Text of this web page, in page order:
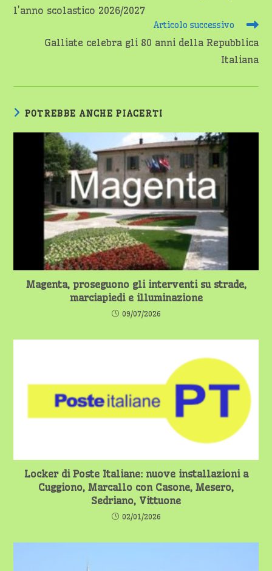
l’anno scolastico 2026/2027
Articolo successivo
Galliate celebra gli 80 anni della Repubblica
Italiana
POTREBBE ANCHE PIACERTI
Magenta, proseguono gli interventi su strade,
marciapiedi e illuminazione
09/07/2026
Locker di Poste Italiane: nuove installazioni a
Cuggiono, Marcallo con Casone, Mesero,
Sedriano, Vittuone
02/01/2026